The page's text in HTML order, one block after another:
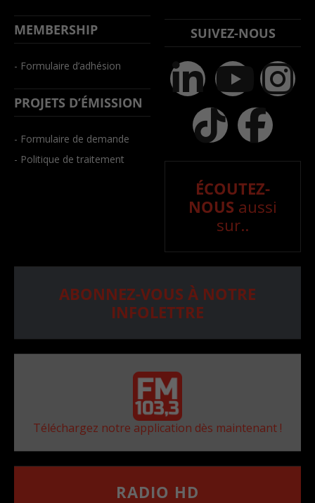
MEMBERSHIP
- Formulaire d’adhésion
PROJETS D’ÉMISSION
- Formulaire de demande
- Politique de traitement
SUIVEZ-NOUS
ÉCOUTEZ-
NOUS aussi
sur..
ABONNEZ-VOUS À NOTRE
INFOLETTRE
Téléchargez notre application dès maintenant !
RADIO HD